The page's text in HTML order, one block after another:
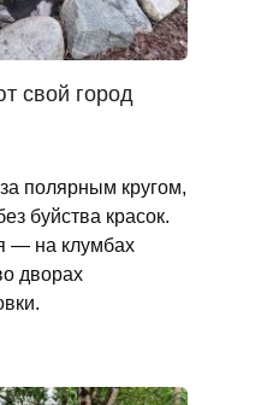
свой город
полярным кругом,
буйства красок.
— на клумбах
дворах